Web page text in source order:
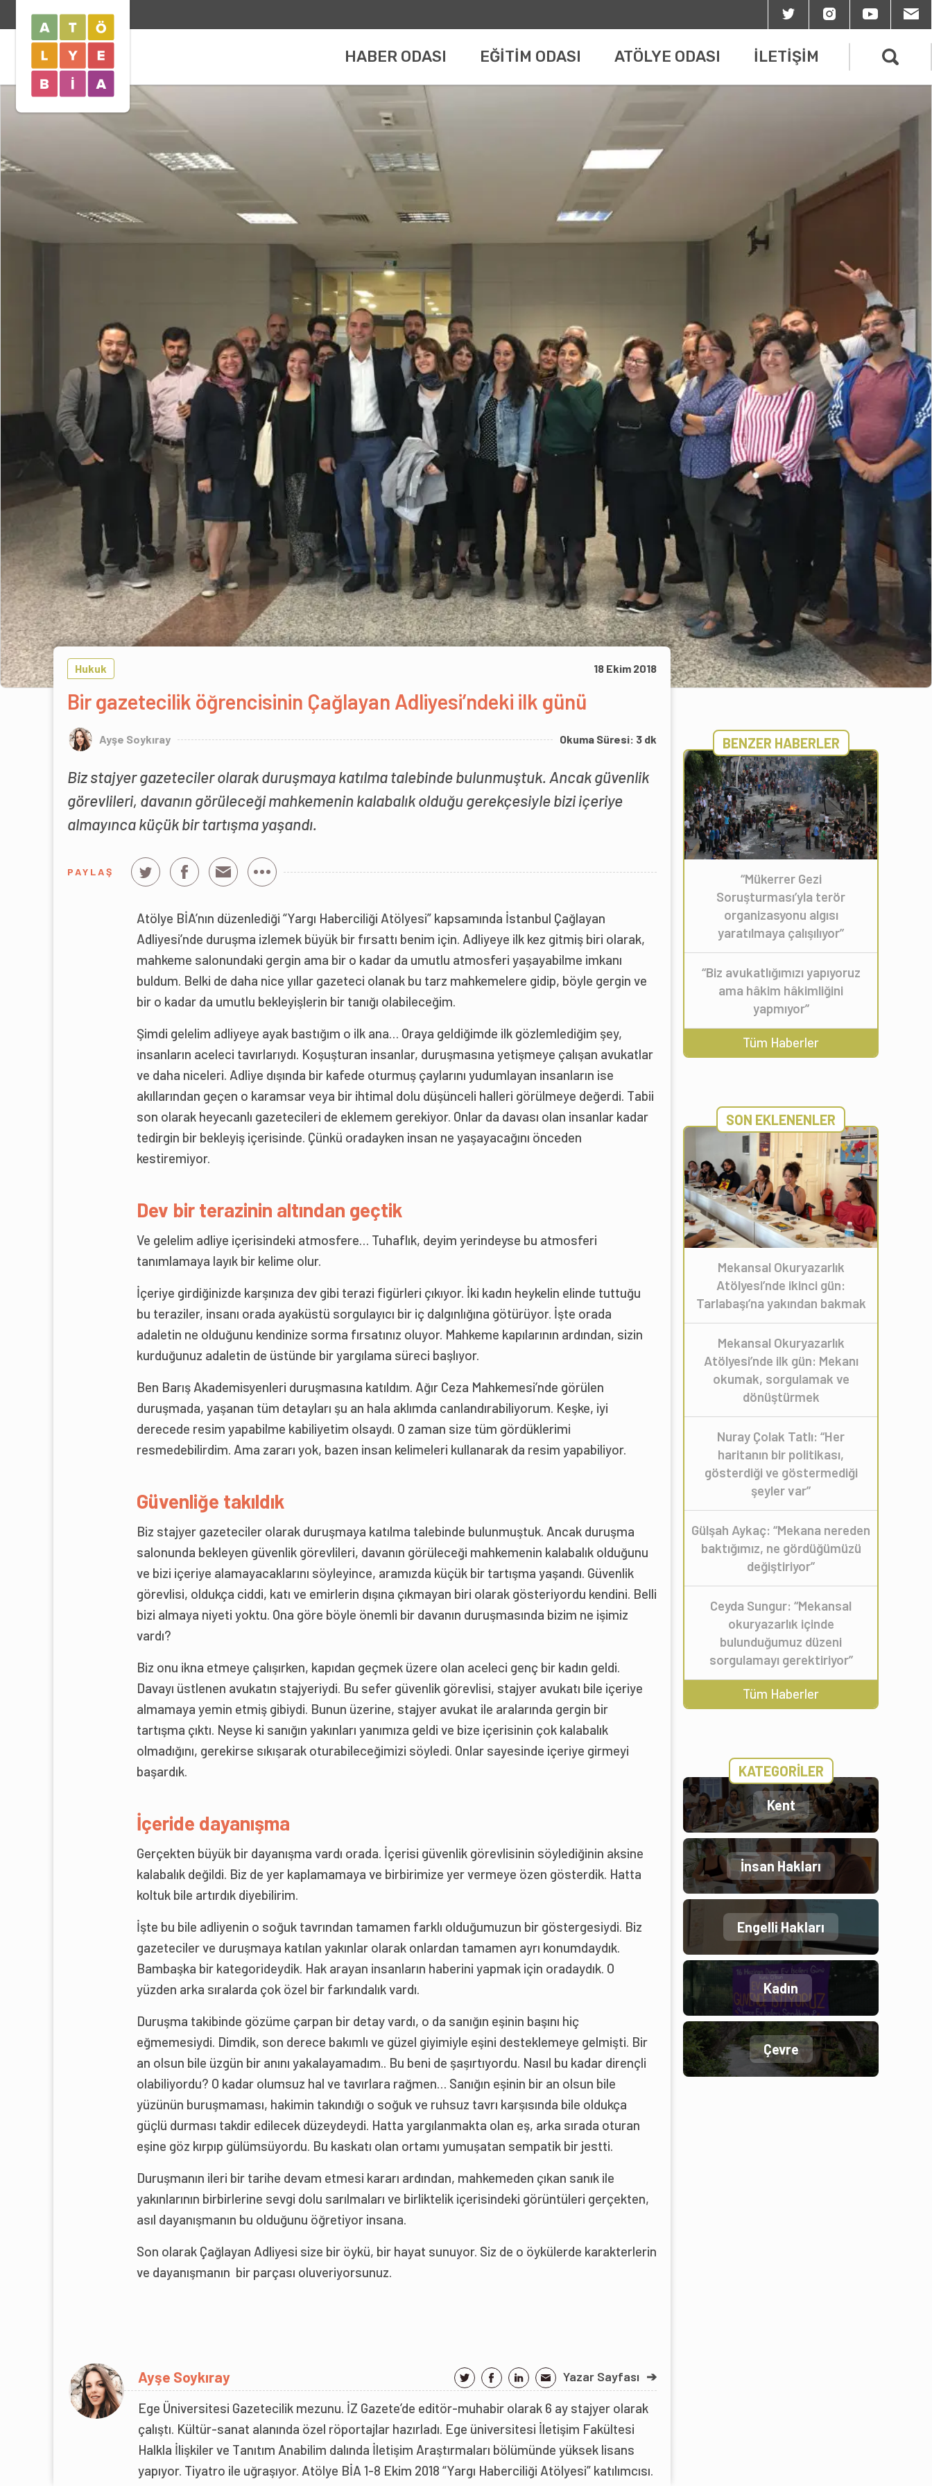
HABER ODASI EĞİTİM ODASI ATÖLYE ODASI İLETİŞİM
Hukuk 18 Ekim 2018
Bir gazetecilik öğrencisinin Çağlayan Adliyesi’ndeki ilk günü
Ayşe Soykıray Okuma Süresi: 3 dk
Biz stajyer gazeteciler olarak duruşmaya katılma talebinde bulunmuştuk. Ancak güvenlik
görevlileri, davanın görüleceği mahkemenin kalabalık olduğu gerekçesiyle bizi içeriye
almayınca küçük bir tartışma yaşandı.
PAYLAŞ
Atölye BİA’nın düzenlediği “Yargı Haberciliği Atölyesi” kapsamında İstanbul Çağlayan
Adliyesi’nde duruşma izlemek büyük bir fırsattı benim için. Adliyeye ilk kez gitmiş biri olarak,
mahkeme salonundaki gergin ama bir o kadar da umutlu atmosferi yaşayabilme imkanı
buldum. Belki de daha nice yıllar gazeteci olanak bu tarz mahkemelere gidip, böyle gergin ve
bir o kadar da umutlu bekleyişlerin bir tanığı olabileceğim.
Şimdi gelelim adliyeye ayak bastığım o ilk ana… Oraya geldiğimde ilk gözlemlediğim şey,
insanların aceleci tavırlarıydı. Koşuşturan insanlar, duruşmasına yetişmeye çalışan avukatlar
ve daha niceleri. Adliye dışında bir kafede oturmuş çaylarını yudumlayan insanların ise
akıllarından geçen o karamsar veya bir ihtimal dolu düşünceli halleri görülmeye değerdi. Tabii
son olarak heyecanlı gazetecileri de eklemem gerekiyor. Onlar da davası olan insanlar kadar
tedirgin bir bekleyiş içerisinde. Çünkü oradayken insan ne yaşayacağını önceden
kestiremiyor.
Dev bir terazinin altından geçtik
Ve gelelim adliye içerisindeki atmosfere… Tuhaflık, deyim yerindeyse bu atmosferi
tanımlamaya layık bir kelime olur.
İçeriye girdiğinizde karşınıza dev gibi terazi figürleri çıkıyor. İki kadın heykelin elinde tuttuğu
bu teraziler, insanı orada ayaküstü sorgulayıcı bir iç dalgınlığına götürüyor. İşte orada
adaletin ne olduğunu kendinize sorma fırsatınız oluyor. Mahkeme kapılarının ardından, sizin
kurduğunuz adaletin de üstünde bir yargılama süreci başlıyor.
Ben Barış Akademisyenleri duruşmasına katıldım. Ağır Ceza Mahkemesi’nde görülen
duruşmada, yaşanan tüm detayları şu an hala aklımda canlandırabiliyorum. Keşke, iyi
derecede resim yapabilme kabiliyetim olsaydı. O zaman size tüm gördüklerimi
resmedebilirdim. Ama zararı yok, bazen insan kelimeleri kullanarak da resim yapabiliyor.
Güvenliğe takıldık
Biz stajyer gazeteciler olarak duruşmaya katılma talebinde bulunmuştuk. Ancak duruşma
salonunda bekleyen güvenlik görevlileri, davanın görüleceği mahkemenin kalabalık olduğunu
ve bizi içeriye alamayacaklarını söyleyince, aramızda küçük bir tartışma yaşandı. Güvenlik
görevlisi, oldukça ciddi, katı ve emirlerin dışına çıkmayan biri olarak gösteriyordu kendini. Belli
bizi almaya niyeti yoktu. Ona göre böyle önemli bir davanın duruşmasında bizim ne işimiz
vardı?
Biz onu ikna etmeye çalışırken, kapıdan geçmek üzere olan aceleci genç bir kadın geldi.
Davayı üstlenen avukatın stajyeriydi. Bu sefer güvenlik görevlisi, stajyer avukatı bile içeriye
almamaya yemin etmiş gibiydi. Bunun üzerine, stajyer avukat ile aralarında gergin bir
tartışma çıktı. Neyse ki sanığın yakınları yanımıza geldi ve bize içerisinin çok kalabalık
olmadığını, gerekirse sıkışarak oturabileceğimizi söyledi. Onlar sayesinde içeriye girmeyi
başardık.
İçeride dayanışma
Gerçekten büyük bir dayanışma vardı orada. İçerisi güvenlik görevlisinin söylediğinin aksine
kalabalık değildi. Biz de yer kaplamamaya ve birbirimize yer vermeye özen gösterdik. Hatta
koltuk bile artırdık diyebilirim.
İşte bu bile adliyenin o soğuk tavrından tamamen farklı olduğumuzun bir göstergesiydi. Biz
gazeteciler ve duruşmaya katılan yakınlar olarak onlardan tamamen ayrı konumdaydık.
Bambaşka bir kategorideydik. Hak arayan insanların haberini yapmak için oradaydık. O
yüzden arka sıralarda çok özel bir farkındalık vardı.
Duruşma takibinde gözüme çarpan bir detay vardı, o da sanığın eşinin başını hiç
eğmemesiydi. Dimdik, son derece bakımlı ve güzel giyimiyle eşini desteklemeye gelmişti. Bir
an olsun bile üzgün bir anını yakalayamadım.. Bu beni de şaşırtıyordu. Nasıl bu kadar dirençli
olabiliyordu? O kadar olumsuz hal ve tavırlara rağmen… Sanığın eşinin bir an olsun bile
yüzünün buruşmaması, hakimin takındığı o soğuk ve ruhsuz tavrı karşısında bile oldukça
güçlü durması takdir edilecek düzeydeydi. Hatta yargılanmakta olan eş, arka sırada oturan
eşine göz kırpıp gülümsüyordu. Bu kaskatı olan ortamı yumuşatan sempatik bir jestti.
Duruşmanın ileri bir tarihe devam etmesi kararı ardından, mahkemeden çıkan sanık ile
yakınlarının birbirlerine sevgi dolu sarılmaları ve birliktelik içerisindeki görüntüleri gerçekten,
asıl dayanışmanın bu olduğunu öğretiyor insana.
Son olarak Çağlayan Adliyesi size bir öykü, bir hayat sunuyor. Siz de o öykülerde karakterlerin
ve dayanışmanın bir parçası oluveriyorsunuz.
Ayşe Soykıray Yazar Sayfası ➔
Ege Üniversitesi Gazetecilik mezunu. İZ Gazete’de editör-muhabir olarak 6 ay stajyer olarak
çalıştı. Kültür-sanat alanında özel röportajlar hazırladı. Ege üniversitesi İletişim Fakültesi
Halkla İlişkiler ve Tanıtım Anabilim dalında İletişim Araştırmaları bölümünde yüksek lisans
yapıyor. Tiyatro ile uğraşıyor. Atölye BİA 1-8 Ekim 2018 “Yargı Haberciliği Atölyesi” katılımcısı.
BENZER HABERLER
“Mükerrer Gezi
Soruşturması’yla terör
organizasyonu algısı
yaratılmaya çalışılıyor”
“Biz avukatlığımızı yapıyoruz
ama hâkim hâkimliğini
yapmıyor”
Tüm Haberler
SON EKLENENLER
Mekansal Okuryazarlık
Atölyesi’nde ikinci gün:
Tarlabaşı’na yakından bakmak
Mekansal Okuryazarlık
Atölyesi’nde ilk gün: Mekanı
okumak, sorgulamak ve
dönüştürmek
Nuray Çolak Tatlı: “Her
haritanın bir politikası,
gösterdiği ve göstermediği
şeyler var”
Gülşah Aykaç: “Mekana nereden
baktığımız, ne gördüğümüzü
değiştiriyor”
Ceyda Sungur: “Mekansal
okuryazarlık içinde
bulunduğumuz düzeni
sorgulamayı gerektiriyor”
Tüm Haberler
KATEGORİLER
Kent
İnsan Hakları
Engelli Hakları
Kadın
Çevre